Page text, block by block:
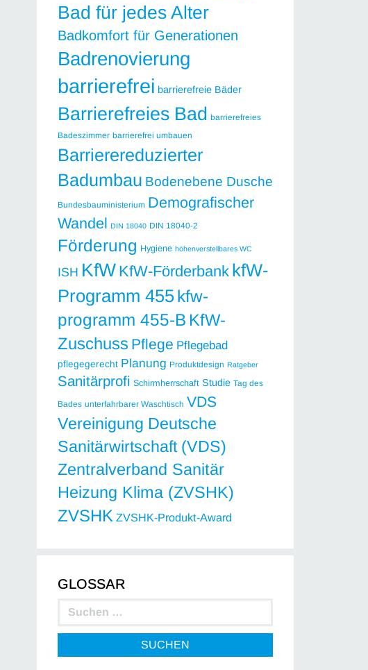
Bad für jedes Alter
Badkomfort für Generationen
Badrenovierung
barrierefrei barrierefreie Bäder
Barrierefreies Bad barrierefreies
Badeszimmer barrierefrei umbauen
Barrierereduzierter
Badumbau Bodenebene Dusche
Bundesbauministerium Demografischer
Wandel DIN 18040 DIN 18040-2
Förderung Hygiene höhenverstellbares WC
ISH KfW KfW-Förderbank kfW-
Programm 455kfw-
programm 455-B KfW-
Zuschuss Pflege Pflegebad
pflegegerecht Planung Produktdesign Ratgeber
Sanitärprofi Schirmherrschaft Studie Tag des
Bades unterfahrbarer Waschtisch VDS
Vereinigung Deutsche
Sanitärwirtschaft (VDS)
Zentralverband Sanitär
Heizung Klima (ZVSHK)
ZVSHK ZVSHK-Produkt-Award
GLOSSAR
SUCHEN